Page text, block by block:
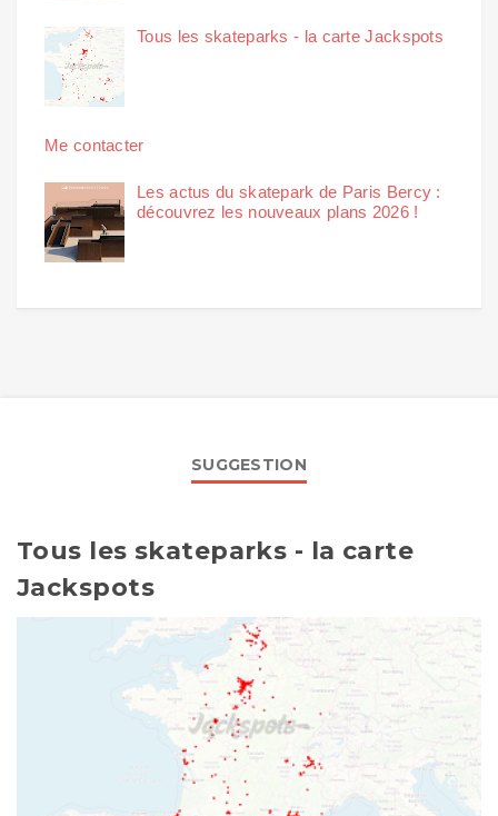
Tous les skateparks - la carte Jackspots
Me contacter
Les actus du skatepark de Paris Bercy :
découvrez les nouveaux plans 2026 !
SUGGESTION
Tous les skateparks - la carte
Jackspots